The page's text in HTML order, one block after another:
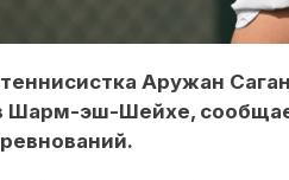
теннисистка Аружан
в Шарм-эш-Шейхе,